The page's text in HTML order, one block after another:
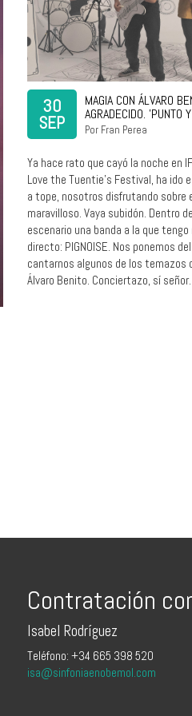
30
SEP
MAGIA CON ÁLVARO
AGRADECIDO. 'PUNTO
Por Fran Perea
Ya hace rato que cayó la noche en
Love the Tuentie’s Festival, ha ido
a tope, nosotros disfrutando sobre
maravilloso. Vaya subidón. Dentro
escenario una banda a la que
directo: PIGNOISE. Nos ponemos
cantarnos algunos de los temazos
Álvaro Benito. Conciertazo, sí
Contratación
Isabel Rodríguez
Teléfono: +34 665 398 520
isa@sinfoniaenobemol.com